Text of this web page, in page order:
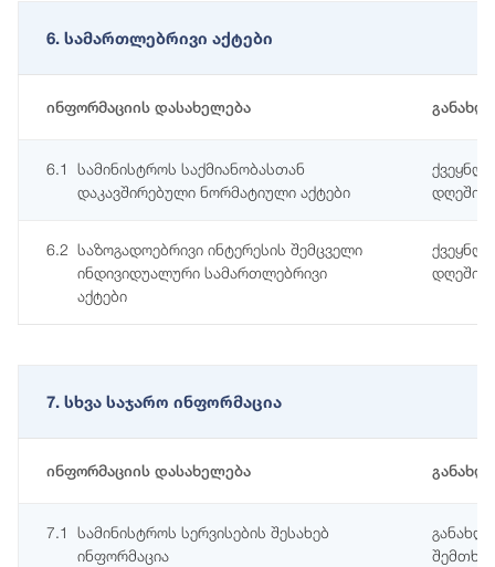
6. სამართლებრივი აქტები
ინფორმაციის დასახელება
6.1
სამინისტროს საქმიანობასთან
დაკავშირებული ნორმატიული აქტები
დღეში
6.2 საზოგადოებრივი ინტერესის შემცველი
ინდივიდუალური სამართლებრივი
აქტები
დღეში
7. სხვა საჯარო ინფორმაცია
ინფორმაციის დასახელება
7.1
სამინისტროს სერვისების შესახებ
ინფორმაცია